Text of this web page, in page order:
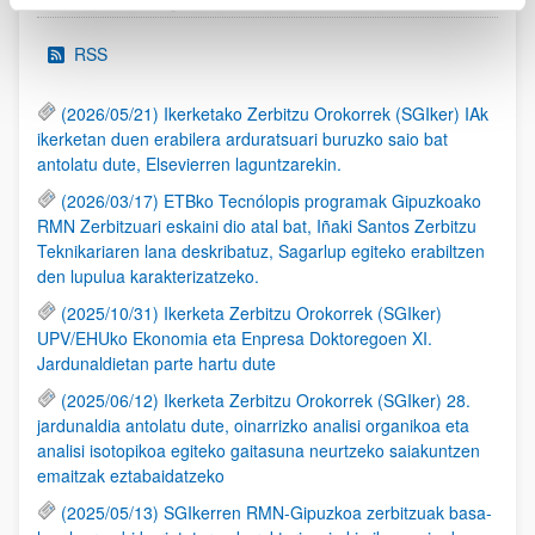
RSS
(2026/05/21) Ikerketako Zerbitzu Orokorrek (SGIker) IAk
ikerketan duen erabilera arduratsuari buruzko saio bat
antolatu dute, Elsevierren laguntzarekin.
(2026/03/17) ETBko Tecnólopis programak Gipuzkoako
RMN Zerbitzuari eskaini dio atal bat, Iñaki Santos Zerbitzu
Teknikariaren lana deskribatuz, Sagarlup egiteko erabiltzen
den lupulua karakterizatzeko.
(2025/10/31) Ikerketa Zerbitzu Orokorrek (SGIker)
UPV/EHUko Ekonomia eta Enpresa Doktoregoen XI.
Jardunaldietan parte hartu dute
(2025/06/12) Ikerketa Zerbitzu Orokorrek (SGIker) 28.
jardunaldia antolatu dute, oinarrizko analisi organikoa eta
analisi isotopikoa egiteko gaitasuna neurtzeko saiakuntzen
emaitzak eztabaidatzeko
(2025/05/13) SGIkerren RMN-Gipuzkoa zerbitzuak basa-